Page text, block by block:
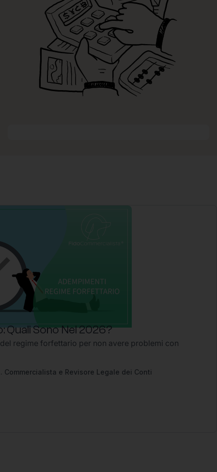
Sono Nel 2026?
regime forfettario per non avere problemi con
Commercialista e Revisore Legale dei Conti